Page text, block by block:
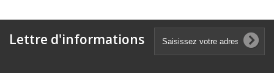
Lettre d'informations